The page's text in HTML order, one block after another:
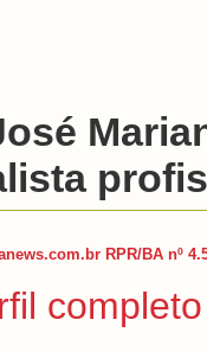
RPR/BA nº
completo